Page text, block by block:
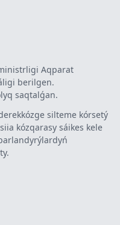
Aqparat
berilgen.
saqtalǵan.
silteme kórsetý
kózqarasy sáikes kele